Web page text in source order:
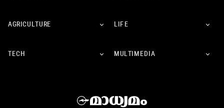
AGRICULTURE LIFE
TECH MULTIMEDIA